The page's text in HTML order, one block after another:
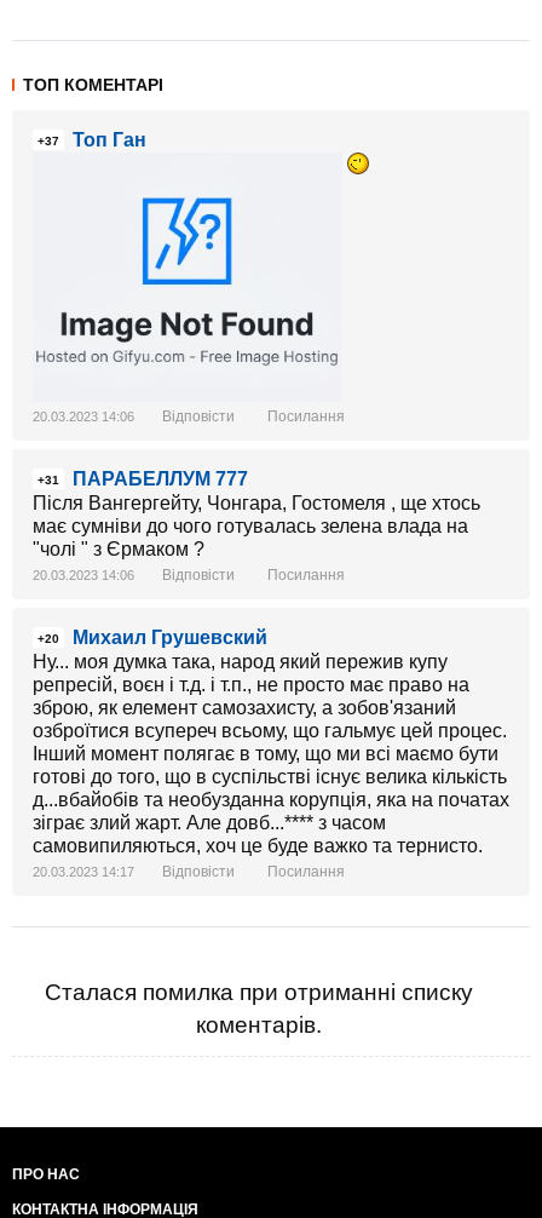
ТОП КОМЕНТАРІ
+37 Топ Ган
20.03.2023 14:06 Відповісти Посилання
+31
ПАРАБЕЛЛУМ 777
Після Вангергейту, Чонгара, Гостомеля , ще хтось
має сумніви до чого готувалась зелена влада на
"чолі " з Єрмаком ?
20.03.2023 14:06 Відповісти Посилання
+20
Михаил Грушевский
Ну... моя думка така, народ який пережив купу
репресій, воєн і т.д. і т.п., не просто має право на
зброю, як елемент самозахисту, а зобов'язаний
озброїтися всупереч всьому, що гальмує цей процес.
Інший момент полягає в тому, що ми всі маємо бути
готові до того, що в суспільстві існує велика кількість
д...вбайобів та необузданна корупція, яка на початах
зіграє злий жарт. Але довб...**** з часом
самовипиляються, хоч це буде важко та тернисто.
20.03.2023 14:17 Відповісти Посилання
Сталася помилка при отриманні списку
коментарів.
ПРО НАС
КОНТАКТНА ІНФОРМАЦІЯ